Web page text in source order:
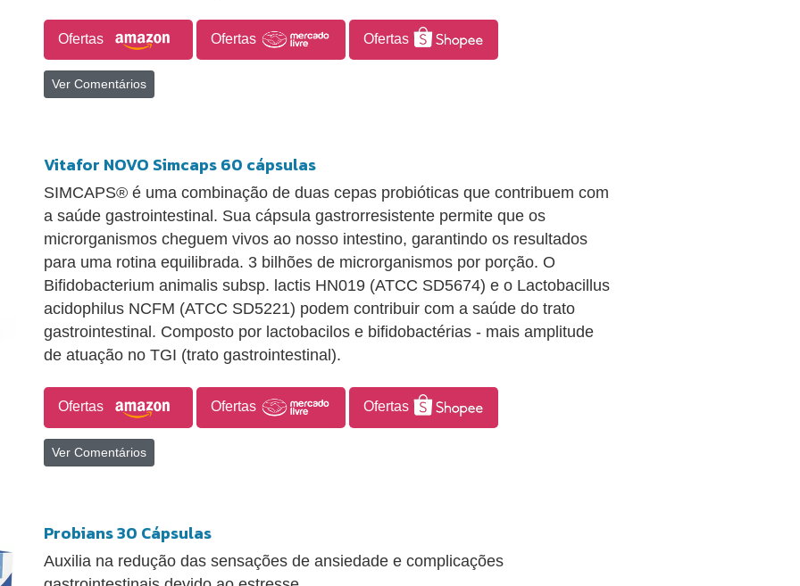
Ofertas Ofertas Ofertas
Ver Comentários
Vitafor NOVO Simcaps 60 cápsulas
SIMCAPS® é uma combinação de duas cepas probióticas que contribuem com
a saúde gastrointestinal. Sua cápsula gastrorresistente permite que os
microrganismos cheguem vivos ao nosso intestino, garantindo os resultados
para uma rotina equilibrada. 3 bilhões de microrganismos por porção. O
Bifidobacterium animalis subsp. lactis HN019 (ATCC SD5674) e o Lactobacillus
acidophilus NCFM (ATCC SD5221) podem contribuir com a saúde do trato
gastrointestinal. Composto por lactobacilos e bifidobactérias - mais amplitude
de atuação no TGI (trato gastrointestinal).
Ofertas Ofertas Ofertas
Ver Comentários
Probians 30 Cápsulas
Auxilia na redução das sensações de ansiedade e complicações